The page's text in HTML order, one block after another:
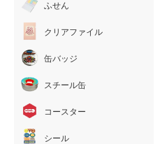
ふせん
クリアファイル
缶バッジ
スチール缶
コースター
シール